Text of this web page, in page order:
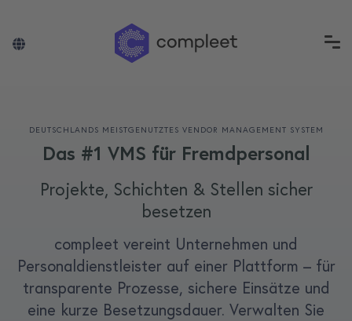
DEUTSCHLANDS MEISTGENUTZTES VENDOR MANAGEMENT SYSTEM
Das #1 VMS für Fremdpersonal
Projekte, Schichten & Stellen sicher
besetzen
compleet vereint Unternehmen und
Personaldienstleister auf einer Plattform – für
transparente Prozesse, sichere Einsätze und
eine kurze Besetzungsdauer. Verwalten Sie